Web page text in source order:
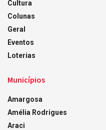
Cultura
Colunas
Geral
Eventos
Loterias
Municípios
Amargosa
Amélia Rodrigues
Araci